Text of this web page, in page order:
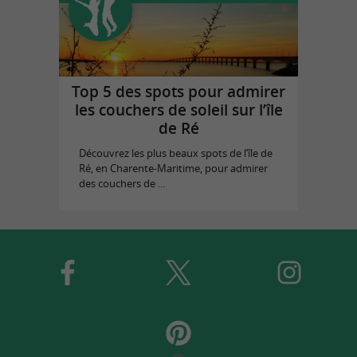
Top 5 des spots pour admirer
les couchers de soleil sur l’île
de Ré
Découvrez les plus beaux spots de l’île de
Ré, en Charente-Maritime, pour admirer
des couchers de ...